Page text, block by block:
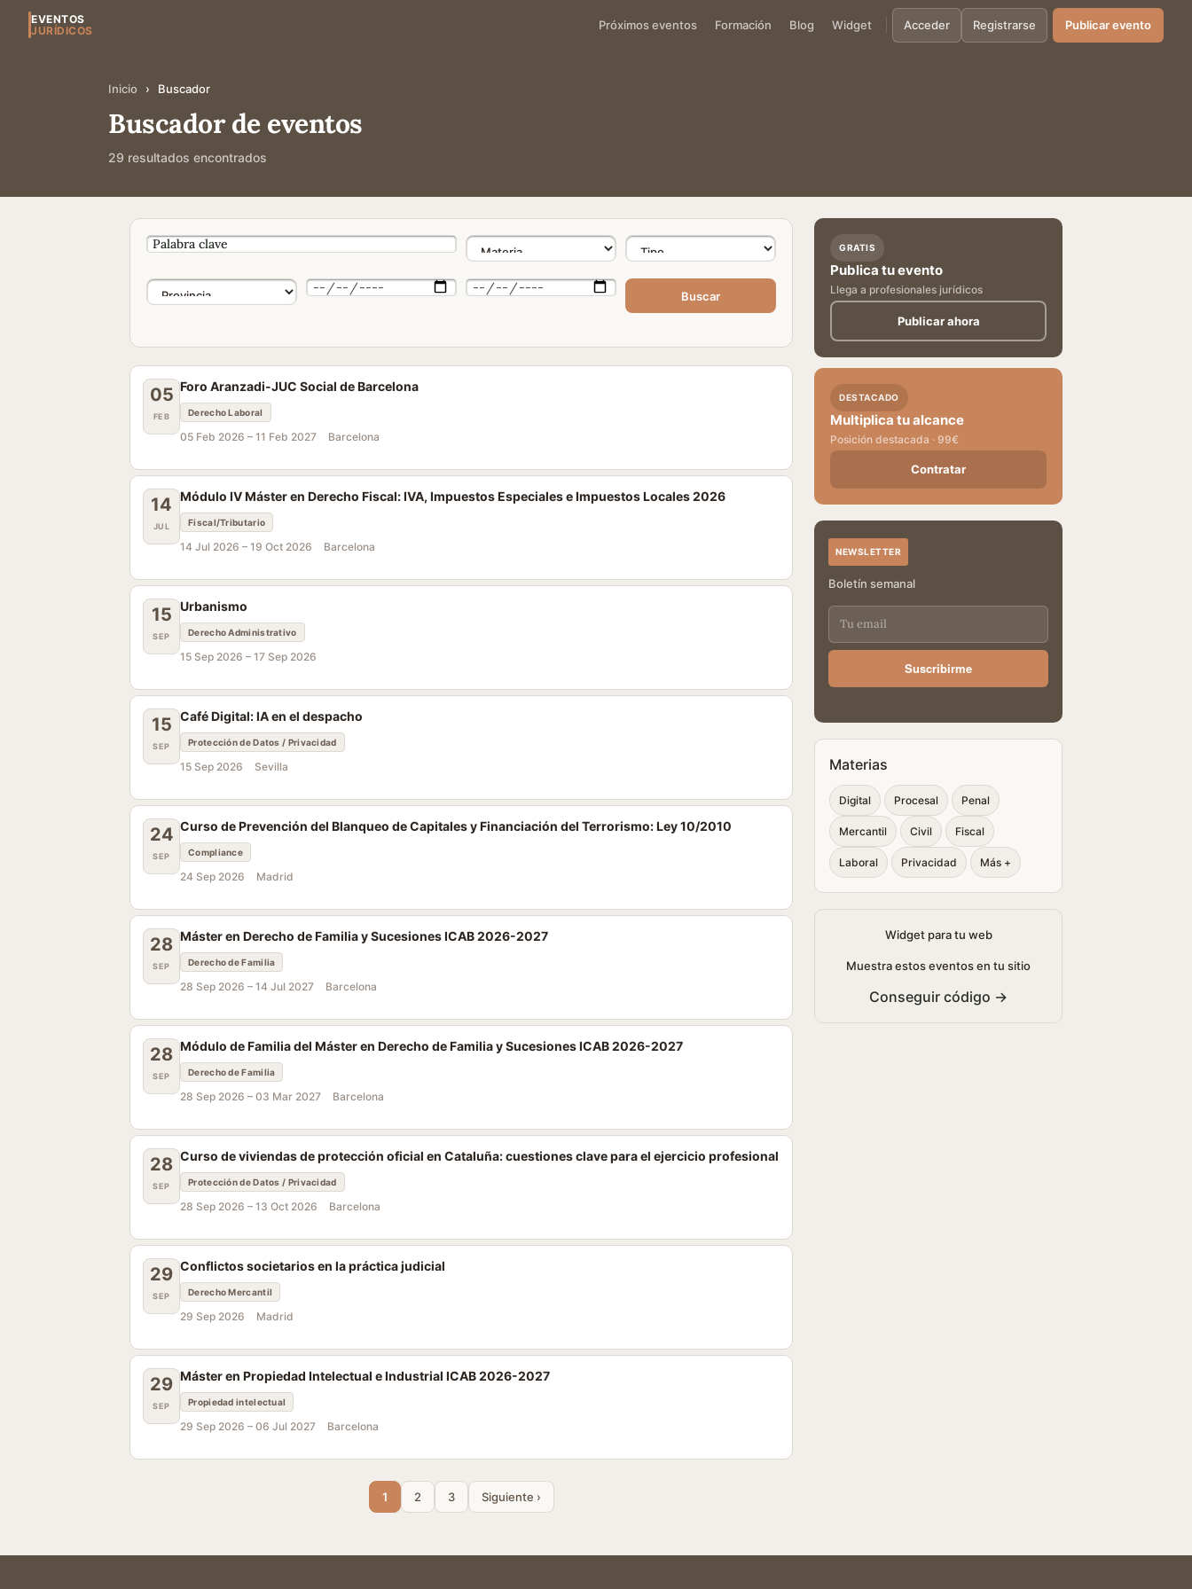
EVENTOS
JURÍDICOS
Próximos eventos Formación Blog Widget Acceder Registrarse Publicar evento
Inicio › Buscador
Buscador de eventos
29 resultados encontrados
Buscar
05
FEB
Foro Aranzadi-JUC Social de Barcelona
Derecho Laboral
05 Feb 2026 – 11 Feb 2027 Barcelona
14
JUL
Módulo IV Máster en Derecho Fiscal: IVA, Impuestos Especiales e Impuestos Locales 2026
Fiscal/Tributario
14 Jul 2026 – 19 Oct 2026 Barcelona
15
SEP
Urbanismo
Derecho Administrativo
15 Sep 2026 – 17 Sep 2026
15
SEP
Café Digital: IA en el despacho
Protección de Datos / Privacidad
15 Sep 2026 Sevilla
24
SEP
Curso de Prevención del Blanqueo de Capitales y Financiación del Terrorismo: Ley 10/2010
Compliance
24 Sep 2026 Madrid
28
SEP
Máster en Derecho de Familia y Sucesiones ICAB 2026-2027
Derecho de Familia
28 Sep 2026 – 14 Jul 2027 Barcelona
28
SEP
Módulo de Familia del Máster en Derecho de Familia y Sucesiones ICAB 2026-2027
Derecho de Familia
28 Sep 2026 – 03 Mar 2027 Barcelona
28
SEP
Curso de viviendas de protección oficial en Cataluña: cuestiones clave para el ejercicio profesional
Protección de Datos / Privacidad
28 Sep 2026 – 13 Oct 2026 Barcelona
29
SEP
Conflictos societarios en la práctica judicial
Derecho Mercantil
29 Sep 2026 Madrid
29
SEP
Máster en Propiedad Intelectual e Industrial ICAB 2026-2027
Propiedad intelectual
29 Sep 2026 – 06 Jul 2027 Barcelona
1 2 3 Siguiente ›
GRATIS
Publica tu evento
Llega a profesionales jurídicos
Publicar ahora
DESTACADO
Multiplica tu alcance
Posición destacada · 99€
Contratar
NEWSLETTER
Boletín semanal
Suscribirme
Materias
Digital Procesal Penal
Mercantil Civil Fiscal
Laboral Privacidad Más +
Widget para tu web
Muestra estos eventos en tu sitio
Conseguir código →